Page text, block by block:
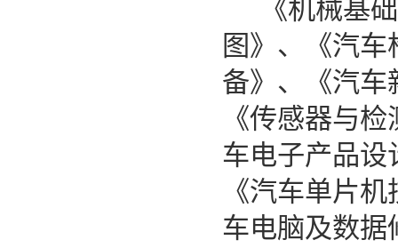
《机械基
图》、《汽
备》、《汽车
《传感器与
车电子产品
《汽车单片
车电脑及数据